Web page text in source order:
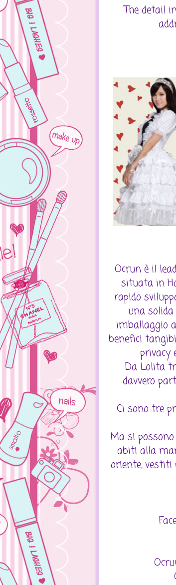
The detail
Ocrun è il
situata in
rapido
una
imballaggio
benefici
privacy
Da Lolita
davvero
Ci sono tre
Ma si
abiti alla
oriente,